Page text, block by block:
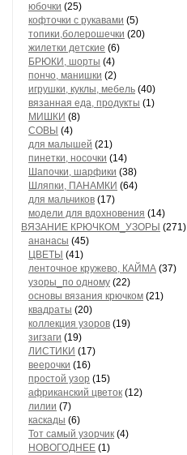
юбочки (25)
кофточки с рукавами (5)
топики,болерошечки (20)
жилетки детские (6)
БРЮКИ, шорты (4)
пончо, манишки (2)
игрушки, куклы, мебель (40)
вязанная еда, продукты (1)
МИШКИ (8)
СОВЫ (4)
для малышей (21)
пинетки, носочки (14)
Шапочки, шарфики (38)
Шляпки, ПАНАМКИ (64)
для мальчиков (17)
модели для вдохновения (14)
ВЯЗАНИЕ КРЮЧКОМ_УЗОРЫ (271)
ананасы (45)
ЦВЕТЫ (41)
ленточное кружево, КАЙМА (37)
узоры_по одному (22)
основы вязания крючком (21)
квадраты (20)
коллекция узоров (19)
зигзаги (19)
ЛИСТИКИ (17)
веерочки (16)
простой узор (15)
африканский цветок (12)
лилии (7)
каскады (6)
Тот самый узорчик (4)
НОВОГОДНЕЕ (1)